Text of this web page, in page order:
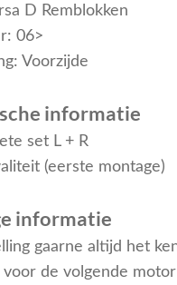
D Remblokken
06>
Voorzijde
informatie
set L + R
(eerste montage)
informatie
gaarne altijd het
voor de volgende motor